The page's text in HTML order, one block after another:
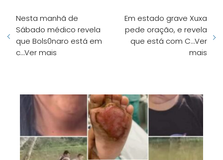
Nesta manhã de
Sábado médico revela
que Bols0naro está em
c…Ver mais
Em estado grave Xuxa
pede oração, e revela
que está com C…Ver
mais